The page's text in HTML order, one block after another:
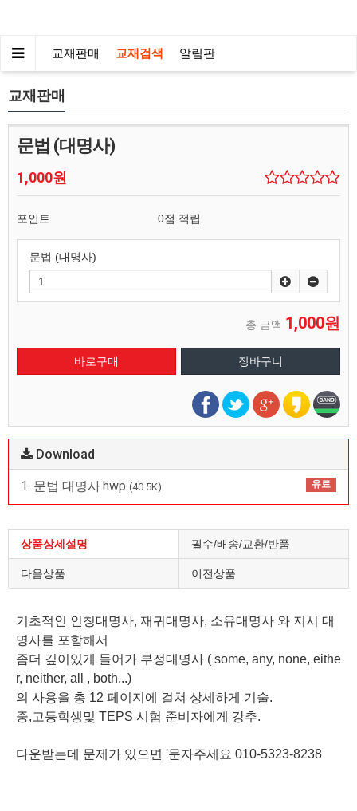
교재판매 교재검색 알림판
교재판매
문법 (대명사)
1,000원
포인트 0점 적립
문법 (대명사)
총 금액 1,000원
Download
1. 문법 대명사.hwp (40.5K) 유료
상품상세설명 필수/배송/교환/반품
다음상품 이전상품
기초적인 인칭대명사, 재귀대명사, 소유대명사 와 지시 대
명사를 포함해서
좀더 깊이있게 들어가 부정대명사 ( some, any, none, eithe
r, neither, all , both...)
의 사용을 총 12 페이지에 걸쳐 상세하게 기술.
중,고등학생및 TEPS 시험 준비자에게 강추.
다운받는데 문제가 있으면 '문자주세요 010-5323-8238